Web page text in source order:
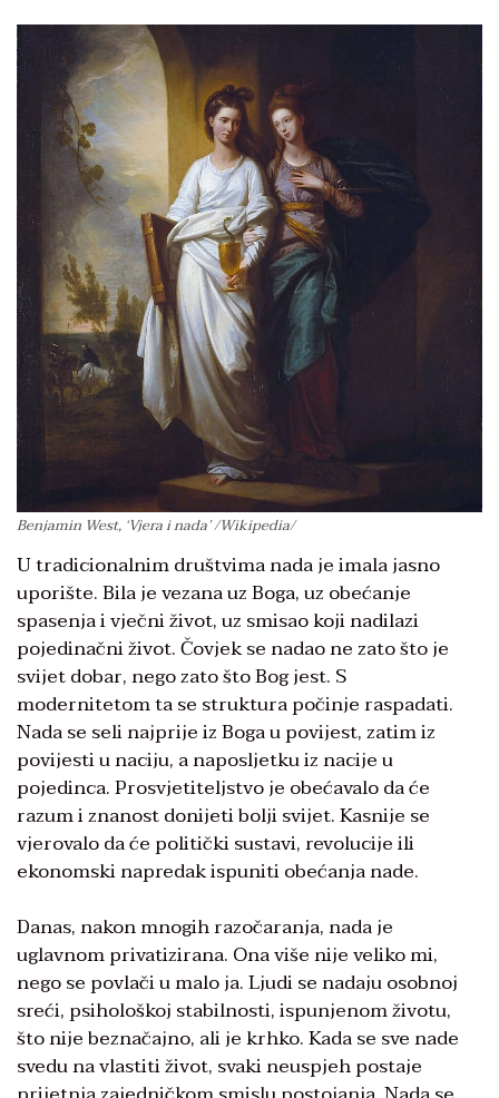
Benjamin West, ‘Vjera i nada’ /Wikipedia/
U tradicionalnim društvima nada je imala jasno
uporište. Bila je vezana uz Boga, uz obećanje
spasenja i vječni život, uz smisao koji nadilazi
pojedinačni život. Čovjek se nadao ne zato što je
svijet dobar, nego zato što Bog jest. S
modernitetom ta se struktura počinje raspadati.
Nada se seli najprije iz Boga u povijest, zatim iz
povijesti u naciju, a naposljetku iz nacije u
pojedinca. Prosvjetiteljstvo je obećavalo da će
razum i znanost donijeti bolji svijet. Kasnije se
vjerovalo da će politički sustavi, revolucije ili
ekonomski napredak ispuniti obećanja nade.
Danas, nakon mnogih razočaranja, nada je
uglavnom privatizirana. Ona više nije veliko mi,
nego se povlači u malo ja. Ljudi se nadaju osobnoj
sreći, psihološkoj stabilnosti, ispunjenom životu,
što nije beznačajno, ali je krhko. Kada se sve nade
svedu na vlastiti život, svaki neuspjeh postaje